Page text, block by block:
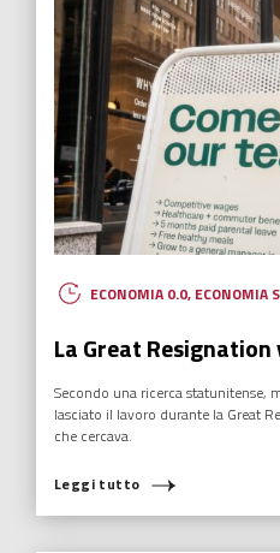
Leggi tutto
HUMANOVABILITY
La Storia sono i